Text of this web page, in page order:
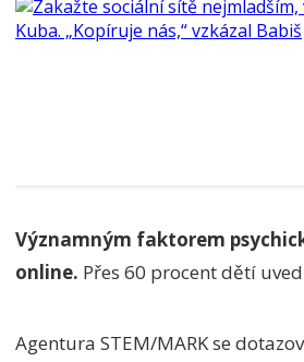
Významným faktorem
online. Přes 60 procent dětí
Agentura STEM/MARK se